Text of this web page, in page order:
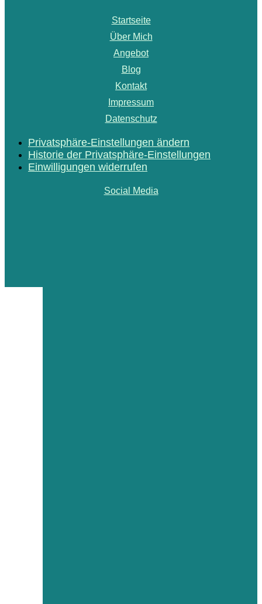
Startseite
Über Mich
Angebot
Blog
Kontakt
Impressum
Datenschutz
Privatsphäre-Einstellungen ändern
Historie der Privatsphäre-Einstellungen
Einwilligungen widerrufen
Social Media